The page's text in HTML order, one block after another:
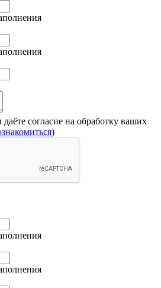
согласие на обработку ваших
)